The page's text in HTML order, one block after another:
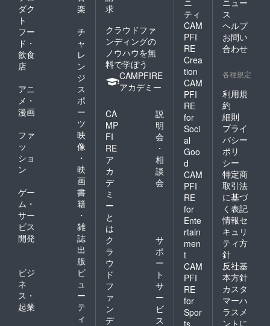
細かな
打ち合
わせな
どがご
必要に
なりま
「備考
へ、代
表様の
ご連絡
先な
ど、お
教えく
ださ
い。 1
講演45
分～、
ご質問
会など
の延長
承りま
す。 ※
地域の
子供会
様、ご
支援団
体様、
地域の
団体
様、自
治体、
ダク
ト
楽
フー
ド・
飲食
店
チ
ャ
レ
ン
ジ
アニ
メ・
漫画
ス
ポ
ー
ツ
ファ
ッ
ショ
ン
映
像
・
映
画
ゲー
ム・
サー
ビス
開発
書
籍
・
雑
誌
出
版
ビジ
ネ
ス・
起業
ビ
ュ
ー
テ
ィ
求
クラウドファ
ンディングの
ノウハウを無
料で学ぼう
CAMPFIRE
アカデミー
CA
MP
FI
RE
ア
カ
デ
ミ
ー
と
は
説
明
会
・
相
談
会
ク
ラ
ウ
ド
フ
ァ
ン
デ
サ
ポ
ー
ト
サ
ー
ビ
ス
ティ
CAM
PFI
RE
Crea
tion
CAM
PFI
RE
for
Soci
al
Goo
d
CAM
PFI
RE
for
Ente
rtain
men
t
CAM
PFI
RE
for
Spor
ts
ス
ヘルプ
お問い
合わせ
各種規定
利用規
約
細則
プライ
バシー
ポリ
シー
特定商
取引法
に基づ
く表記
情報セ
キュリ
ティ方
針
反社基
本方針
カスタ
マーハ
ラスメ
ントに